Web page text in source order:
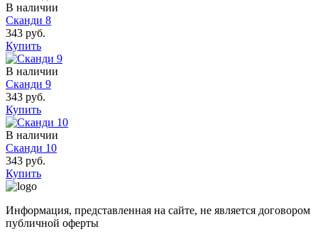
В наличии
Сканди 8
343 руб.
Купить
В наличии
Сканди 9
343 руб.
Купить
В наличии
Сканди 10
343 руб.
Купить
Информация, представленная на сайте, не является договором
публичной оферты